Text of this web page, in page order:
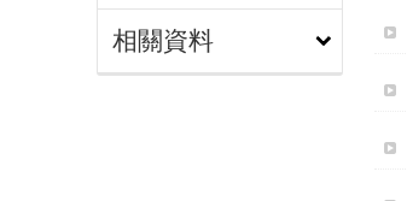
相關資料